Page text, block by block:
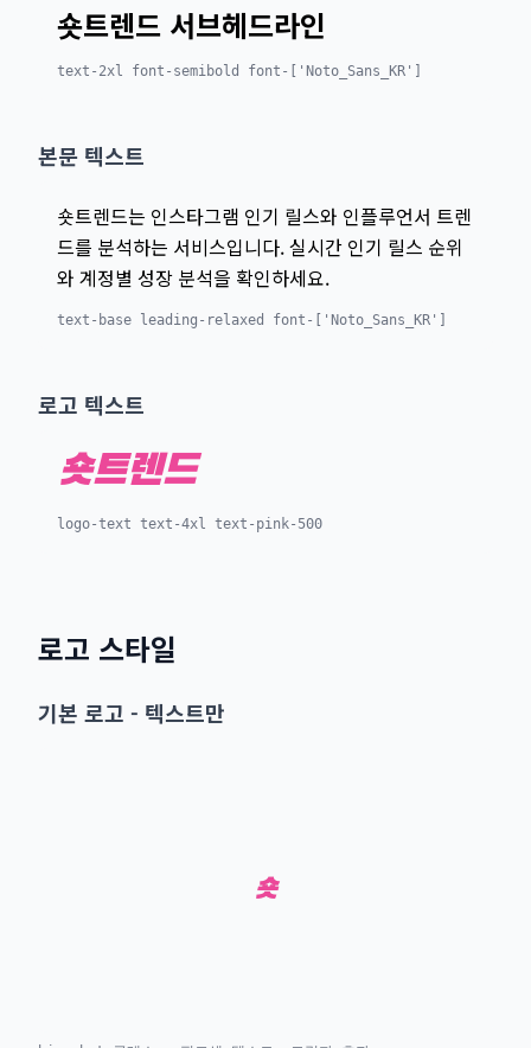
숏트렌드 서브헤드라인
text-2xl font-semibold font-['Noto_Sans_KR']
본문 텍스트
숏트렌드는 인스타그램 인기 릴스와 인플루언서 트렌
드를 분석하는 서비스입니다. 실시간 인기 릴스 순위
와 계정별 성장 분석을 확인하세요.
text-base leading-relaxed font-['Noto_Sans_KR']
로고 텍스트
숏트렌드
logo-text text-4xl text-pink-500
로고 스타일
기본 로고 - 텍스트만
숏